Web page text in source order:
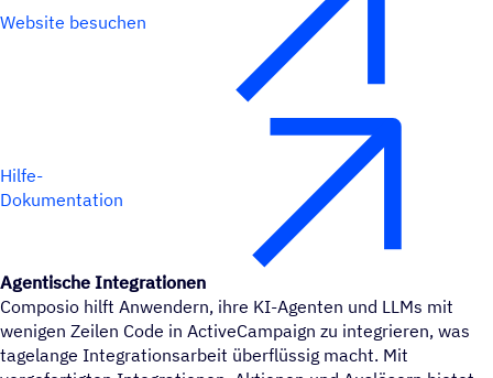
Website besuchen
Hilfe-
Dokumentation
Agentische Integrationen
Composio hilft Anwendern, ihre KI-Agenten und LLMs mit
wenigen Zeilen Code in ActiveCampaign zu integrieren, was
tagelange Integrationsarbeit überflüssig macht. Mit